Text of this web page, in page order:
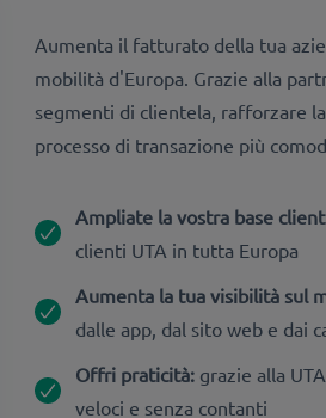
Aumenta il fatturato della tua
mobilità d'Europa. Grazie alla
segmenti di clientela, rafforzare
processo di transazione più
Ampliate la vostra base
clienti UTA in tutta Europa
Aumenta la tua visibilità sul
dalle app, dal sito web e dai
Offri praticità:grazie alla
veloci e senza contanti